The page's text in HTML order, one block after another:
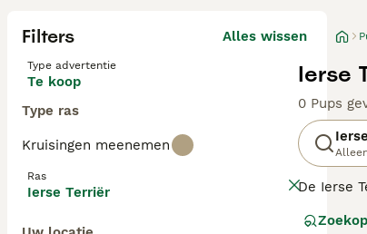
Filters Alles wissen
Type advertentie
Te koop
Type ras
Kruisingen meenemen
Ras
Ierse Terriër
Ierse
0 Pups
De Ierse
erg